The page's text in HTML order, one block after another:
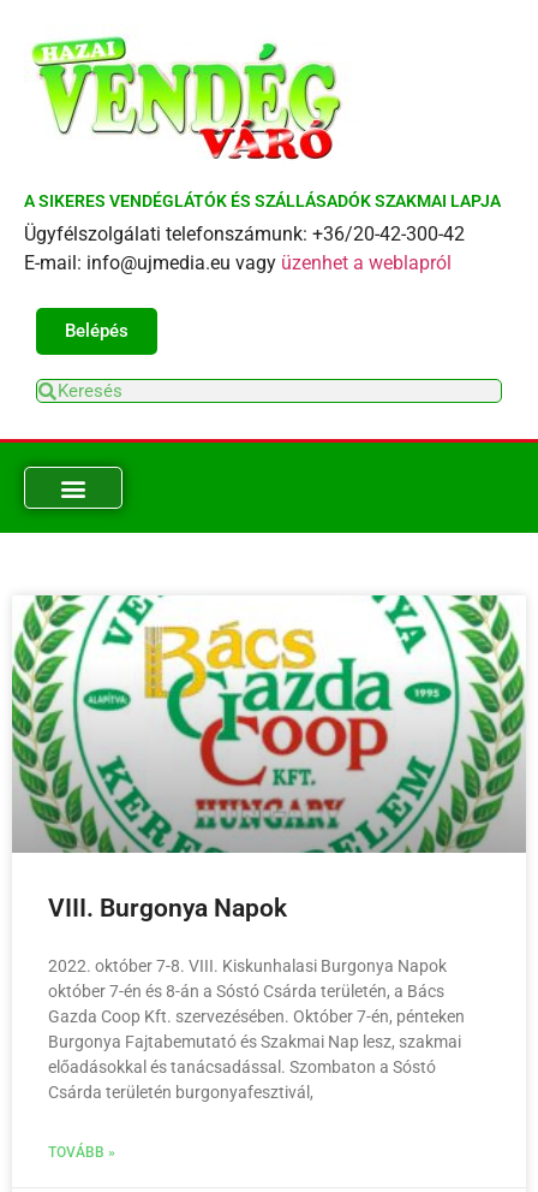
A SIKERES VENDÉGLÁTÓK ÉS SZÁLLÁSADÓK SZAKMAI LAPJA
Ügyfélszolgálati telefonszámunk: +36/20-42-300-42
E-mail: info@ujmedia.eu vagy üzenhet a weblapról
Belépés
VIII. Burgonya Napok
2022. október 7-8. VIII. Kiskunhalasi Burgonya Napok
október 7-én és 8-án a Sóstó Csárda területén, a Bács
Gazda Coop Kft. szervezésében. Október 7-én, pénteken
Burgonya Fajtabemutató és Szakmai Nap lesz, szakmai
előadásokkal és tanácsadással. Szombaton a Sóstó
Csárda területén burgonyafesztivál,
TOVÁBB »